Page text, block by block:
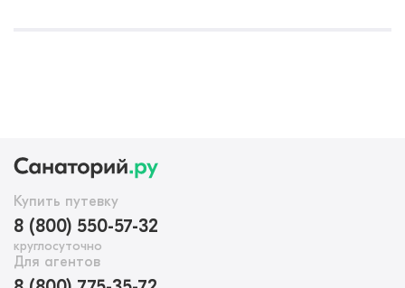
Купить путевку
8 (800) 550-57-32
круглосуточно
Для агентов